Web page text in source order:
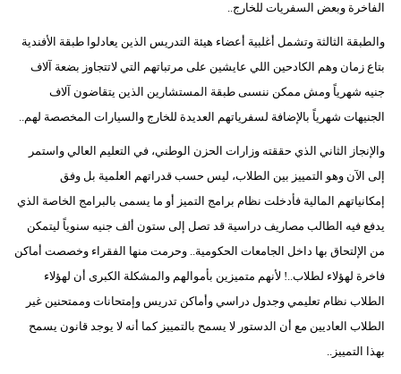
الفاخرة وبعض السفريات للخارج..
والطبقة الثالثة وتشمل أغلبية أعضاء هيئة التدريس الذين يعادلوا طبقة الأفندية
بتاع زمان وهم الكادحين اللي عايشين على مرتباتهم التي لاتتجاوز بضعة آلاف
جنيه شهرياً ومش ممكن ننسىى طبقة المستشارين الذين يتقاضون آلاف
الجنيهات شهرياً بالإضافة لسفرياتهم العديدة للخارج والسيارات المخصصة لهم..
والإنجاز الثاني الذي حققته وزارات الحزن الوطني، في التعليم العالي واستمر
إلى الآن وهو التمييز بين الطلاب، ليس حسب قدراتهم العلمية بل وفق
إمكانياتهم المالية فأدخلت نظام برامج التميز أو ما يسمى بالبرامج الخاصة الذي
يدفع فيه الطالب مصاريف دراسية قد تصل إلى ستون ألف جنيه سنوياً ليتمكن
من الإلتحاق بها داخل الجامعات الحكومية.. وحرمت منها الفقراء وخصصت أماكن
فاخرة لهؤلاء لطلاب..! لأنهم متميزين بأموالهم والمشكلة الكبرى أن لهؤلاء
الطلاب نظام تعليمي وجدول دراسي وأماكن تدريس وإمتحانات وممتحنين غير
الطلاب العاديين مع أن الدستور لا يسمح بالتمييز كما أنه لا يوجد قانون يسمح
بهذا التمييز..